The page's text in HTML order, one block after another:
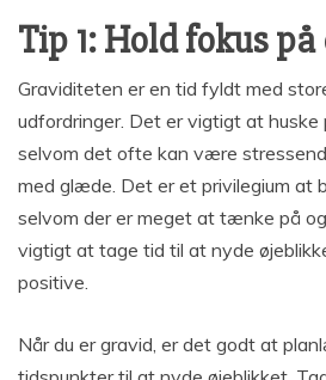
Tip 1: Hold fokus
Graviditeten er en tid fyldt med
udfordringer. Det er vigtigt at huske
selvom det ofte kan være
med glæde. Det er et privilegium at
selvom der er meget at tænke på
vigtigt at tage tid til at nyde
positive.
Når du er gravid, er det godt at